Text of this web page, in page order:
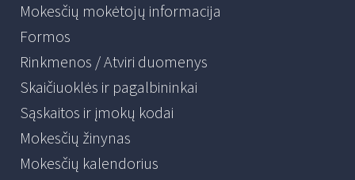
Mokesčių mokėtojų informacija
Formos
Rinkmenos / Atviri duomenys
Skaičiuoklės ir pagalbininkai
Sąskaitos ir įmokų kodai
Mokesčių žinynas
Mokesčių kalendorius